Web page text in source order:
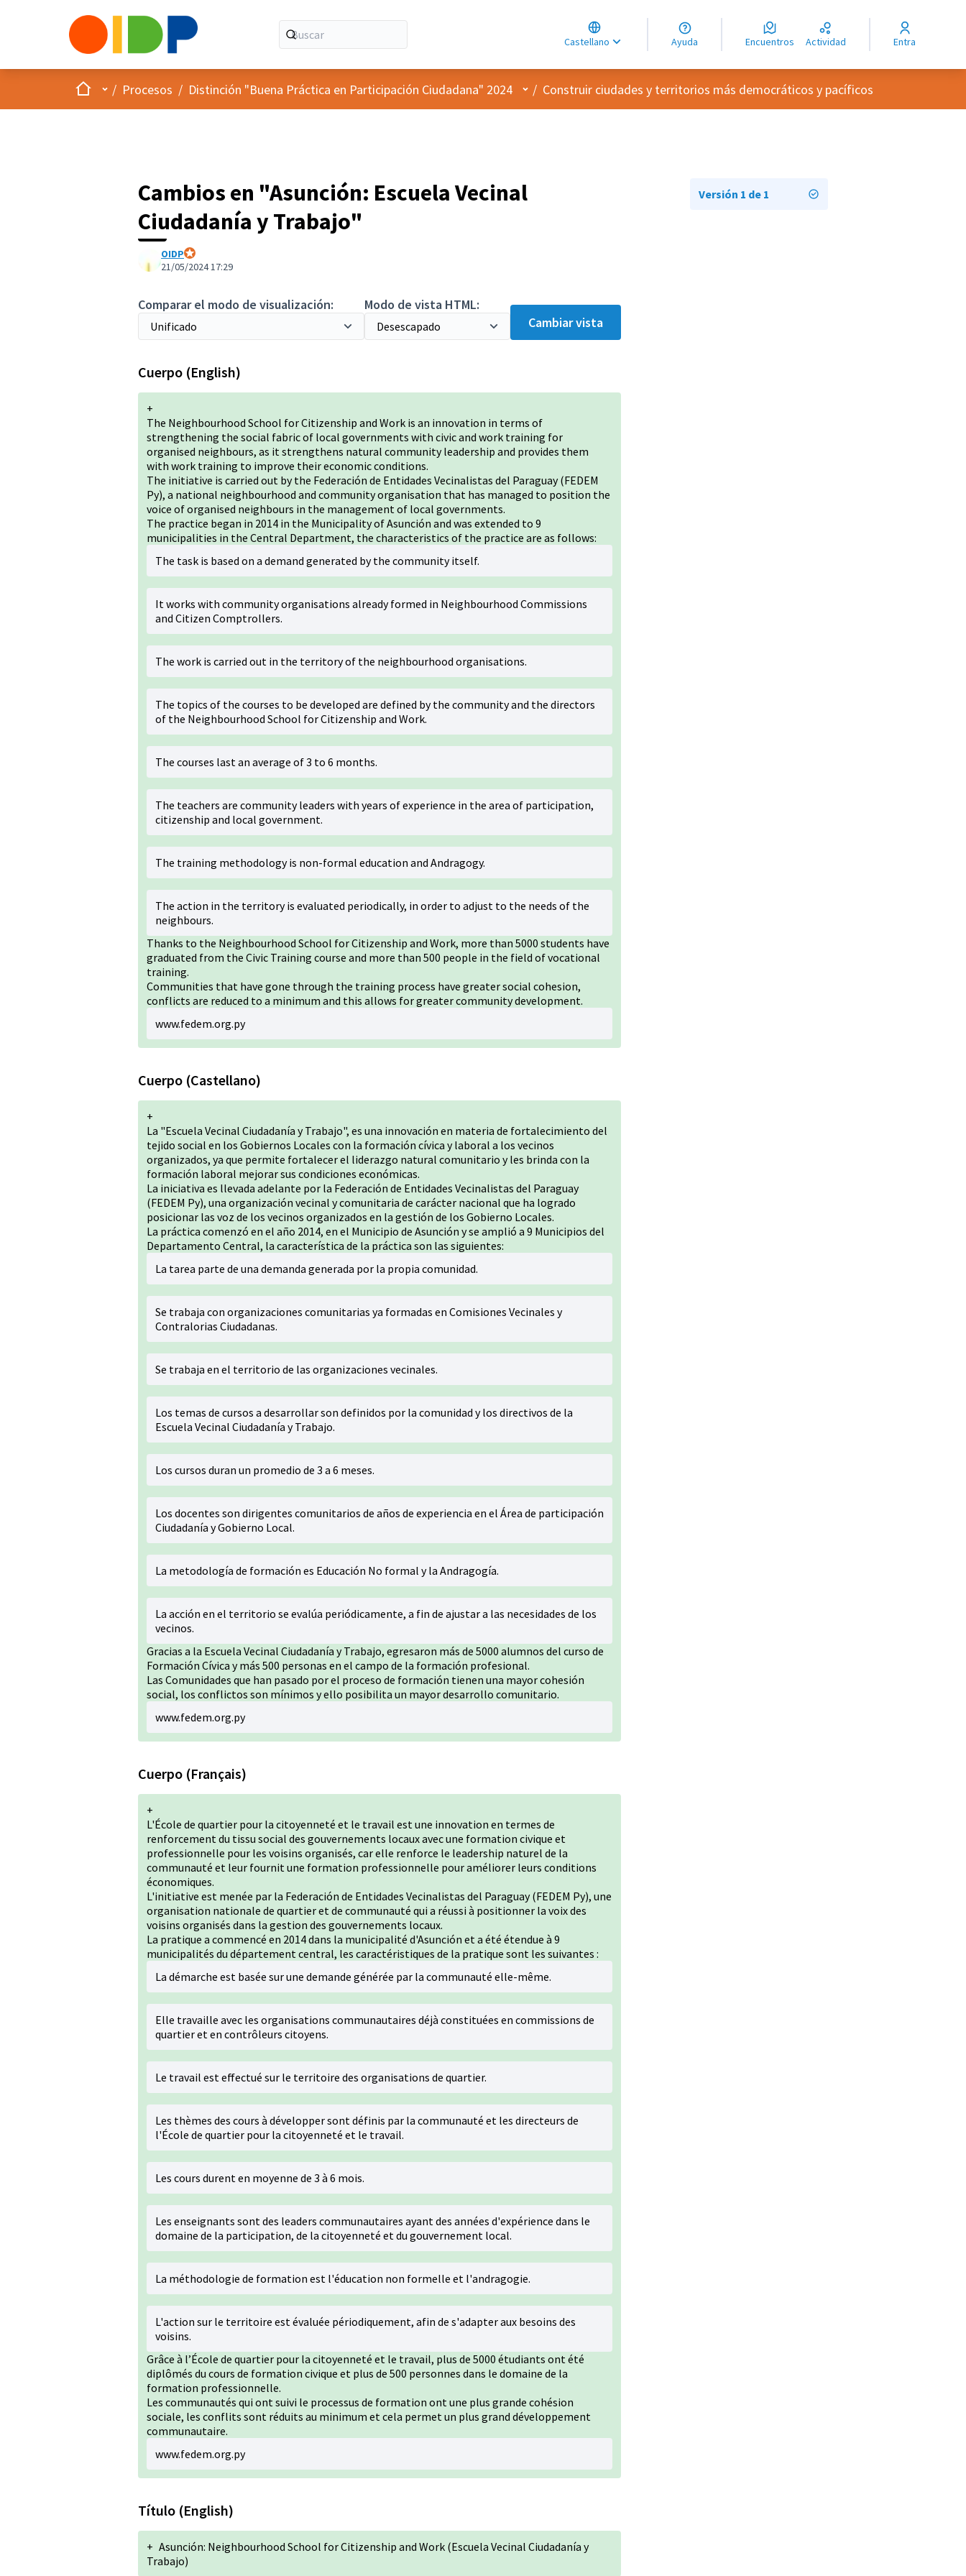
Castellano
Choose language
Choisir la langue
Elegir el idioma
Ayuda Encuentros Actividad Entra
InicioMenú principal
/ Procesos / Distinción "Buena Práctica en Participación Ciudadana" 2024 Menú de usuario
/ Construir ciudades y territorios más democráticos y pacíficos
Cambios en "Asunción: Escuela Vecinal
Ciudadanía y Trabajo"
OIDP
Participante oficial
21/05/2024 17:29
Comparar el modo de visualización:
Modo de vista HTML:
Cambiar vista
Cuerpo (English)
+
The Neighbourhood School for Citizenship and Work is an innovation in terms of
strengthening the social fabric of local governments with civic and work training for
organised neighbours, as it strengthens natural community leadership and provides them
with work training to improve their economic conditions.
The initiative is carried out by the Federación de Entidades Vecinalistas del Paraguay (FEDEM
Py), a national neighbourhood and community organisation that has managed to position the
voice of organised neighbours in the management of local governments.
The practice began in 2014 in the Municipality of Asunción and was extended to 9
municipalities in the Central Department, the characteristics of the practice are as follows:
The task is based on a demand generated by the community itself.
It works with community organisations already formed in Neighbourhood Commissions
and Citizen Comptrollers.
The work is carried out in the territory of the neighbourhood organisations.
The topics of the courses to be developed are defined by the community and the directors
of the Neighbourhood School for Citizenship and Work.
The courses last an average of 3 to 6 months.
The teachers are community leaders with years of experience in the area of participation,
citizenship and local government.
The training methodology is non-formal education and Andragogy.
The action in the territory is evaluated periodically, in order to adjust to the needs of the
neighbours.
Thanks to the Neighbourhood School for Citizenship and Work, more than 5000 students have
graduated from the Civic Training course and more than 500 people in the field of vocational
training.
Communities that have gone through the training process have greater social cohesion,
conflicts are reduced to a minimum and this allows for greater community development.
www.fedem.org.py
Cuerpo (Castellano)
+
La "Escuela Vecinal Ciudadanía y Trabajo", es una innovación en materia de fortalecimiento del
tejido social en los Gobiernos Locales con la formación cívica y laboral a los vecinos
organizados, ya que permite fortalecer el liderazgo natural comunitario y les brinda con la
formación laboral mejorar sus condiciones económicas.
La iniciativa es llevada adelante por la Federación de Entidades Vecinalistas del Paraguay
(FEDEM Py), una organización vecinal y comunitaria de carácter nacional que ha logrado
posicionar las voz de los vecinos organizados en la gestión de los Gobierno Locales.
La práctica comenzó en el año 2014, en el Municipio de Asunción y se amplió a 9 Municipios del
Departamento Central, la característica de la práctica son las siguientes:
La tarea parte de una demanda generada por la propia comunidad.
Se trabaja con organizaciones comunitarias ya formadas en Comisiones Vecinales y
Contralorias Ciudadanas.
Se trabaja en el territorio de las organizaciones vecinales.
Los temas de cursos a desarrollar son definidos por la comunidad y los directivos de la
Escuela Vecinal Ciudadanía y Trabajo.
Los cursos duran un promedio de 3 a 6 meses.
Los docentes son dirigentes comunitarios de años de experiencia en el Área de participación
Ciudadanía y Gobierno Local.
La metodología de formación es Educación No formal y la Andragogía.
La acción en el territorio se evalúa periódicamente, a fin de ajustar a las necesidades de los
vecinos.
Gracias a la Escuela Vecinal Ciudadanía y Trabajo, egresaron más de 5000 alumnos del curso de
Formación Cívica y más 500 personas en el campo de la formación profesional.
Las Comunidades que han pasado por el proceso de formación tienen una mayor cohesión
social, los conflictos son mínimos y ello posibilita un mayor desarrollo comunitario.
www.fedem.org.py
Cuerpo (Français)
+
L'École de quartier pour la citoyenneté et le travail est une innovation en termes de
renforcement du tissu social des gouvernements locaux avec une formation civique et
professionnelle pour les voisins organisés, car elle renforce le leadership naturel de la
communauté et leur fournit une formation professionnelle pour améliorer leurs conditions
économiques.
L'initiative est menée par la Federación de Entidades Vecinalistas del Paraguay (FEDEM Py), une
organisation nationale de quartier et de communauté qui a réussi à positionner la voix des
voisins organisés dans la gestion des gouvernements locaux.
La pratique a commencé en 2014 dans la municipalité d'Asunción et a été étendue à 9
municipalités du département central, les caractéristiques de la pratique sont les suivantes :
La démarche est basée sur une demande générée par la communauté elle-même.
Elle travaille avec les organisations communautaires déjà constituées en commissions de
quartier et en contrôleurs citoyens.
Le travail est effectué sur le territoire des organisations de quartier.
Les thèmes des cours à développer sont définis par la communauté et les directeurs de
l'École de quartier pour la citoyenneté et le travail.
Les cours durent en moyenne de 3 à 6 mois.
Les enseignants sont des leaders communautaires ayant des années d'expérience dans le
domaine de la participation, de la citoyenneté et du gouvernement local.
La méthodologie de formation est l'éducation non formelle et l'andragogie.
L'action sur le territoire est évaluée périodiquement, afin de s'adapter aux besoins des
voisins.
Grâce à l’École de quartier pour la citoyenneté et le travail, plus de 5000 étudiants ont été
diplômés du cours de formation civique et plus de 500 personnes dans le domaine de la
formation professionnelle.
Les communautés qui ont suivi le processus de formation ont une plus grande cohésion
sociale, les conflits sont réduits au minimum et cela permet un plus grand développement
communautaire.
www.fedem.org.py
Título (English)
+ Asunción: Neighbourhood School for Citizenship and Work (Escuela Vecinal Ciudadanía y
Trabajo)
Versión 1 de 1